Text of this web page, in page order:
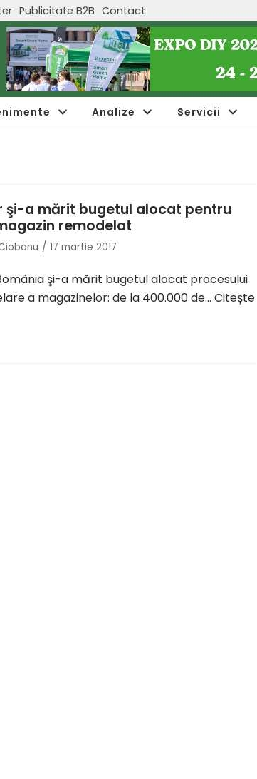
Publicitate B2B Contact
Analize Servicii
şi-a mărit bugetul alocat pentru
remodelat
17 martie 2017
şi-a mărit bugetul alocat procesului
a magazinelor: de la 400.000 de… Citește